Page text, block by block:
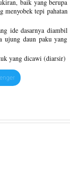
baik yang berupa
menyobek tepi pahatan
ide dasarnya diambil
ujung daun paku yang
yang dicawi (diarsir)